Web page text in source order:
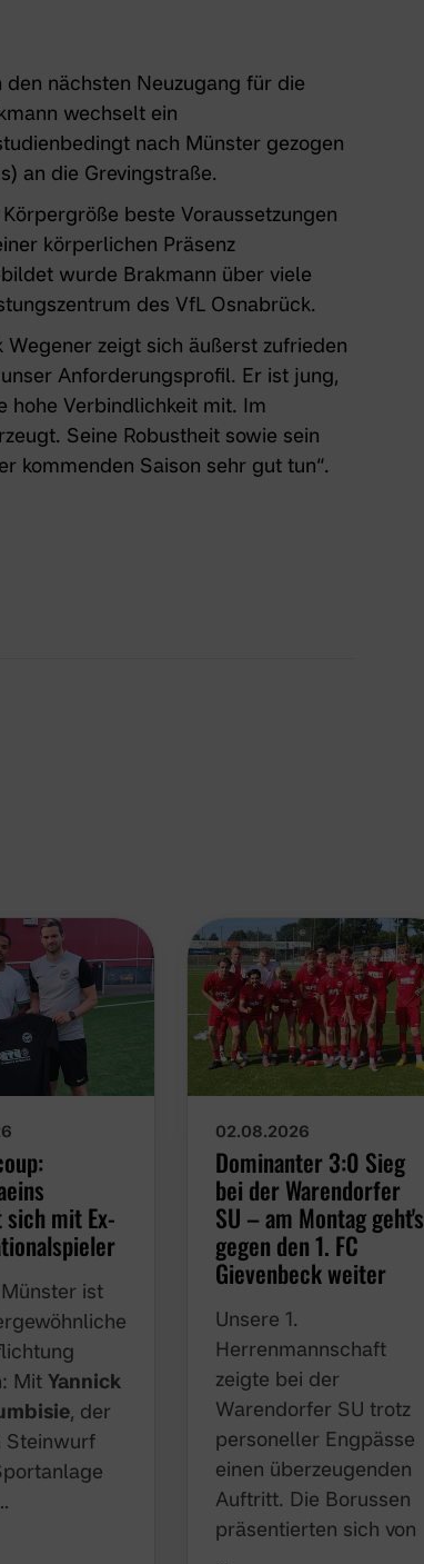
nächsten Neuzugang für die
wechselt ein
nach Münster gezogen
an die Grevingstraße.
beste Voraussetzungen
körperlichen Präsenz
wurde Brakmann über viele
des VfL Osnabrück.
zeigt sich äußerst zufrieden
Anforderungsprofil. Er ist jung,
hohe Verbindlichkeit mit. Im
Seine Robustheit sowie sein
kommenden Saison sehr gut tun“.
mit Ex-
ist
Mit Yannick
, der
Steinwurf
02.08.2026
Dominanter 3:0 Sieg
bei der Warendorfer
SU – am Montag geht's
gegen den 1. FC
Gievenbeck weiter
Unsere 1.
Herrenmannschaft
zeigte bei der
Warendorfer SU trotz
personeller Engpässe
einen überzeugenden
Auftritt. Die Borussen
präsentierten sich von
…